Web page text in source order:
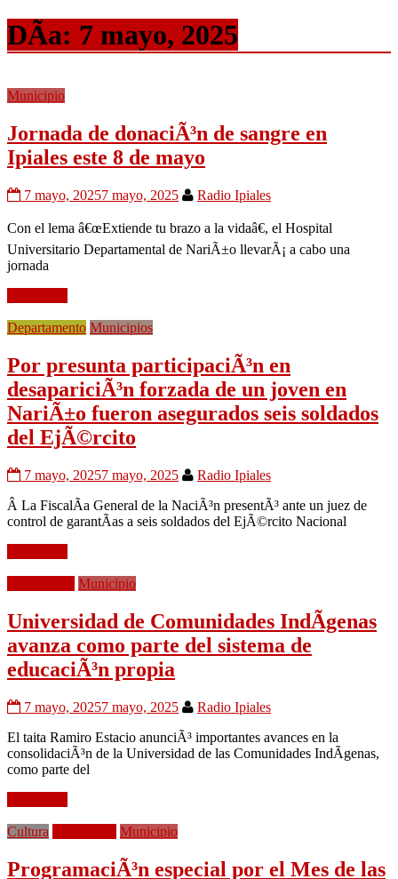
DÃ­a: 7 mayo, 2025
Municipio
Jornada de donaciÃ³n de sangre en
Ipiales este 8 de mayo
7 mayo, 20257 mayo, 2025 Radio Ipiales
Con el lema â€œExtiende tu brazo a la vidaâ€, el Hospital
Universitario Departamental de NariÃ±o llevarÃ¡ a cabo una
jornada
Departamento Municipios
Por presunta participaciÃ³n en
desapariciÃ³n forzada de un joven en
NariÃ±o fueron asegurados seis soldados
del EjÃ©rcito
7 mayo, 20257 mayo, 2025
Radio Ipiales
Â La FiscalÃ­a General de la NaciÃ³n presentÃ³ ante un juez de
control de garantÃ­as a seis soldados del EjÃ©rcito Nacional
Municipio
Universidad de Comunidades IndÃ­genas
avanza como parte del sistema de
educaciÃ³n propia
7 mayo, 20257 mayo, 2025
Radio Ipiales
El taita Ramiro Estacio anunciÃ³ importantes avances en la
consolidaciÃ³n de la Universidad de las Comunidades IndÃ­genas,
como parte del
Cultura Municipio
ProgramaciÃ³n especial por el Mes de las